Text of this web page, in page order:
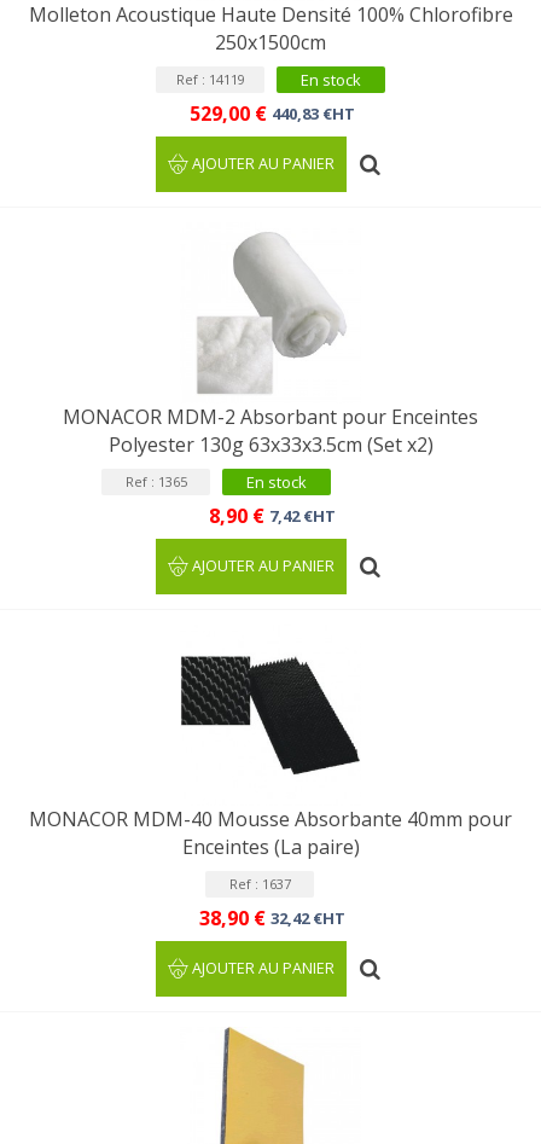
Molleton Acoustique Haute Densité 100% Chlorofibre
250x1500cm
Ref : 14119 En stock
529,00 € 440,83 €HT
AJOUTER AU PANIER
MONACOR MDM-2 Absorbant pour Enceintes
Polyester 130g 63x33x3.5cm (Set x2)
Ref : 1365 En stock
8,90 € 7,42 €HT
AJOUTER AU PANIER
MONACOR MDM-40 Mousse Absorbante 40mm pour
Enceintes (La paire)
Ref : 1637
38,90 € 32,42 €HT
AJOUTER AU PANIER